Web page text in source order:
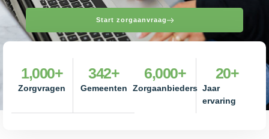
Start zorgaanvraag
Zorgvragen
1,000+
Gemeenten
342+
Zorgaanbieders
6,000+
Jaar
ervaring
20+